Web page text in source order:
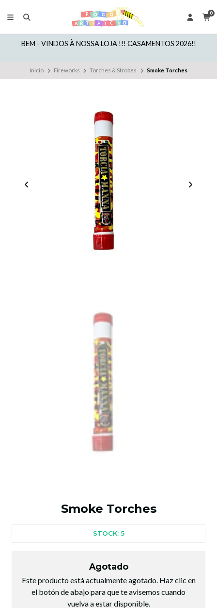
0
BEM - VINDOS À NOSSA LOJA !!! CASAMENTOS 2026!!
Inicio Fireworks Torches & Strobes Smoke Torches
Smoke Torches
STOCK: 5
Agotado
Este producto está actualmente agotado. Haz clic en
el botón de abajo para que te avisemos cuando
vuelva a estar disponible.